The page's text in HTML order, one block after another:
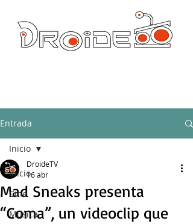
Entrada
Inicio
Cine
Música
Inicio
Mad Sneaks presenta
“Coma”, un videoclip que
DroideTV
16 abr